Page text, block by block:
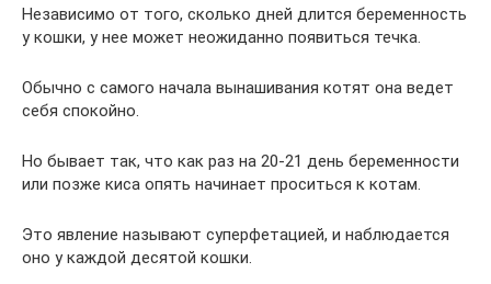
Независимо от того, сколько дней длится беременность
у кошки, у нее может неожиданно появиться течка.
Обычно с самого начала вынашивания котят она ведет
себя спокойно.
Но бывает так, что как раз на 20-21 день беременности
или позже киса опять начинает проситься к котам.
Это явление называют суперфетацией, и наблюдается
оно у каждой десятой кошки.